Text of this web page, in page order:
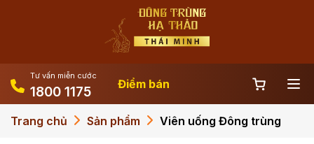
Tư vấn miễn cước
1800 1175 Điểm bán
Trang chủ Sản phẩm Viên uống Đông trùng